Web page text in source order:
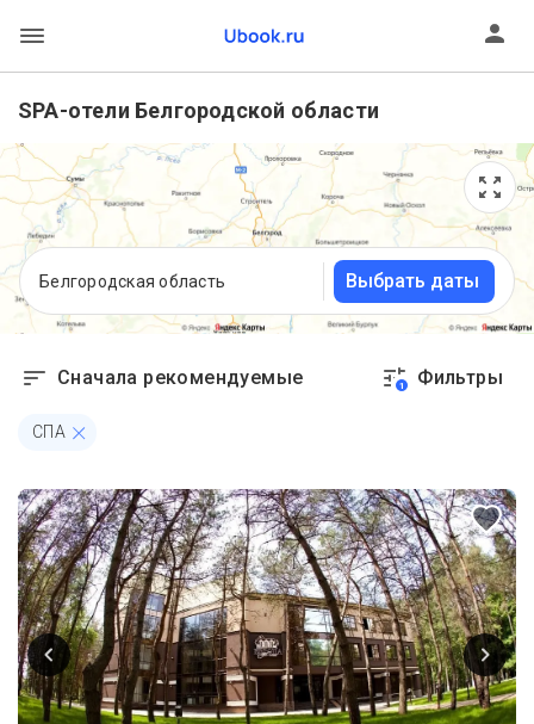
SPA-отели Белгородской области
Белгородская область Выбрать даты
Сначала рекомендуемые 1 Фильтры
СПА